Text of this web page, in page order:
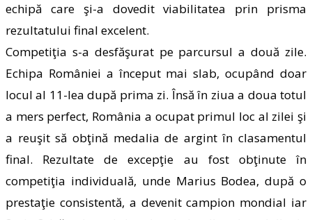
echipă care şi-a dovedit viabilitatea prin prisma
rezultatului final excelent.
Competiţia s-a desfăşurat pe parcursul a două zile.
Echipa României a început mai slab, ocupând doar
locul al 11-lea după prima zi. Însă în ziua a doua totul
a mers perfect, România a ocupat primul loc al zilei şi
a reuşit să obţină medalia de argint în clasamentul
final. Rezultate de excepţie au fost obţinute în
competiţia individuală, unde Marius Bodea, după o
prestaţie consistentă, a devenit campion mondial iar